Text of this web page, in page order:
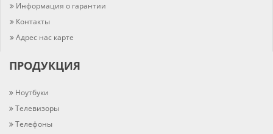
Информация о гарантии
Контакты
Адрес нас карте
ПРОДУКЦИЯ
Ноутбуки
Телевизоры
Телефоны